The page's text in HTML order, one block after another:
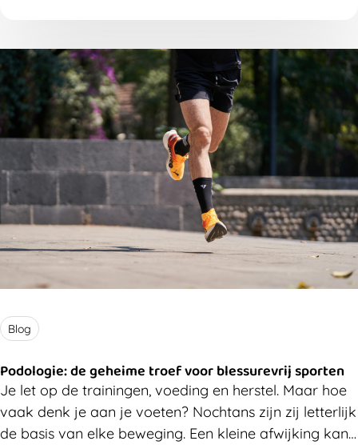
Blog
Podologie: de geheime troef voor blessurevrij sporten
Je let op de trainingen, voeding en herstel. Maar hoe
vaak denk je aan je voeten? Nochtans zijn zij letterlijk
de basis van elke beweging. Een kleine afwijking kan